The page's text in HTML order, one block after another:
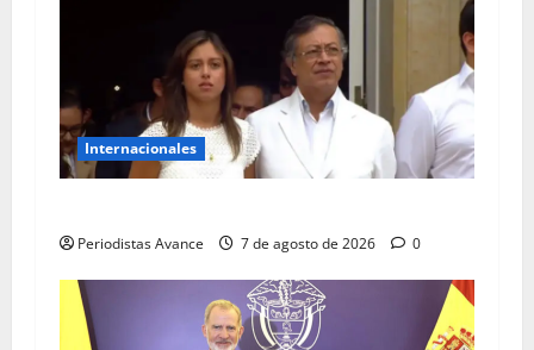
Internacionales
Periodistas Avance 7 de agosto de 2026 0